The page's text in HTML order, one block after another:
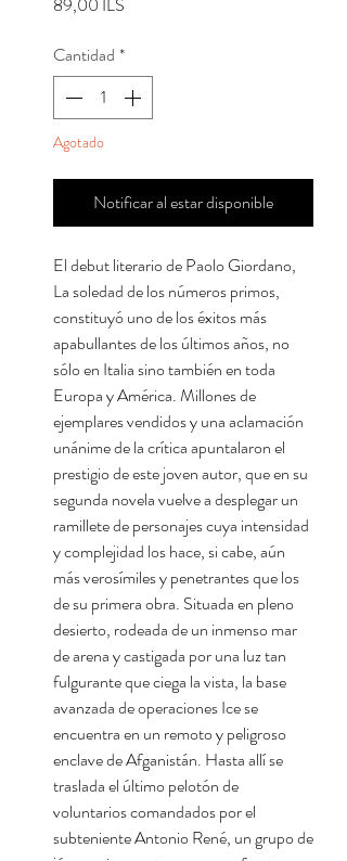
Cantidad *
Agotado
Notificar al estar disponible
El debut literario de Paolo Giordano,
La soledad de los números primos,
constituyó uno de los éxitos más
apabullantes de los últimos años, no
sólo en Italia sino también en toda
Europa y América. Millones de
ejemplares vendidos y una aclamación
unánime de la crítica apuntalaron el
prestigio de este joven autor, que en su
segunda novela vuelve a desplegar un
ramillete de personajes cuya intensidad
y complejidad los hace, si cabe, aún
más verosímiles y penetrantes que los
de su primera obra. Situada en pleno
desierto, rodeada de un inmenso mar
de arena y castigada por una luz tan
fulgurante que ciega la vista, la base
avanzada de operaciones Ice se
encuentra en un remoto y peligroso
enclave de Afganistán. Hasta allí se
traslada el último pelotón de
voluntarios comandados por el
subteniente Antonio René, un grupo de